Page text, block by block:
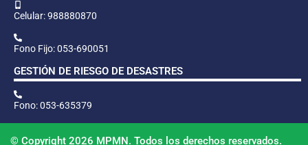
Celular: 988880870
Fono Fijo: 053-690051
GESTIÓN DE RIESGO DE DESASTRES
Fono: 053-635379
© Copyright 2026 MPMN. Todos los derechos reservados.